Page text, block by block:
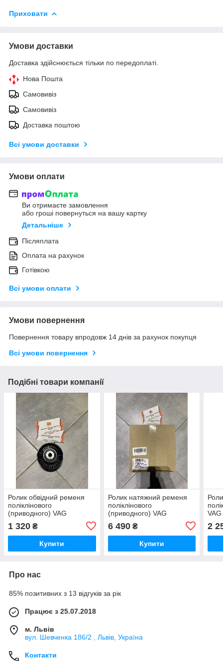
Приховати
Умови доставки
Доставка здійснюється тільки по передоплаті.
Нова Пошта
Самовивіз
Самовивіз
Доставка поштою
Всі умови доставки
Умови оплати
Ви отримаєте замовлення
або гроші повернуться на вашу картку
Детальніше
Післяплата
Оплата на рахунок
Готівкою
Всі умови оплати
Умови повернення
Повернення товару впродовж 14 днів за рахунок покупця
Всі умови повернення
Подібні товари компанії
Ролик обвідний ременя
поліклінового
(приводного) VAG
1 320 ₴
Купити
Ролик натяжний ременя
поліклінового
(приводного) VAG
6 490₴
Купити
2
Про нас
85% позитивних з 13 відгуків за рік
Працює з 25.07.2018
м. Львів
вул. Шевченка 186/2 , Львів, Україна
Контакти